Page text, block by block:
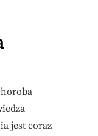
jest coraz